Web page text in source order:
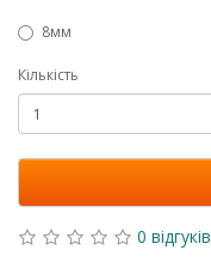
8мм
Кількість
0 відгуків